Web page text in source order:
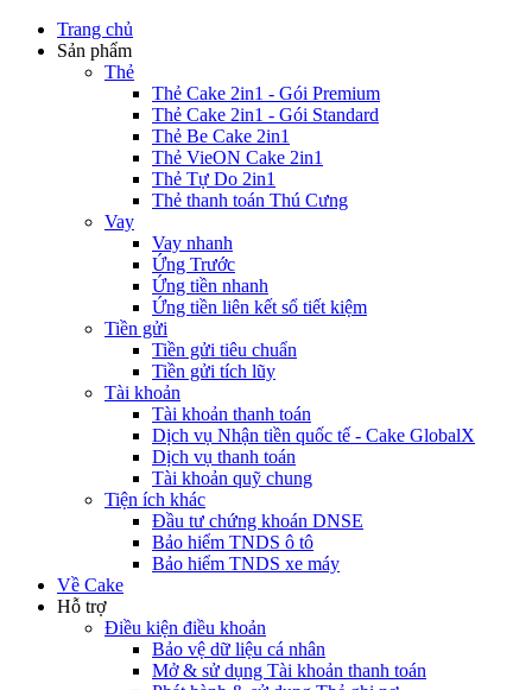
Trang chủ
Sản phẩm
Thẻ
Thẻ Cake 2in1 - Gói Premium
Thẻ Cake 2in1 - Gói Standard
Thẻ Be Cake 2in1
Thẻ VieON Cake 2in1
Thẻ Tự Do 2in1
Thẻ thanh toán Thú Cưng
Vay
Vay nhanh
Ứng Trước
Ứng tiền nhanh
Ứng tiền liên kết sổ tiết kiệm
Tiền gửi
Tiền gửi tiêu chuẩn
Tiền gửi tích lũy
Tài khoản
Tài khoản thanh toán
Dịch vụ Nhận tiền quốc tế - Cake GlobalX
Dịch vụ thanh toán
Tài khoản quỹ chung
Tiện ích khác
Đầu tư chứng khoán DNSE
Bảo hiểm TNDS ô tô
Bảo hiểm TNDS xe máy
Về Cake
Hỗ trợ
Điều kiện điều khoản
Bảo vệ dữ liệu cá nhân
Mở & sử dụng Tài khoản thanh toán